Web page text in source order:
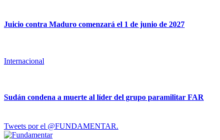
Juicio contra Maduro comenzará el 1 de junio de 2027
Internacional
Sudán condena a muerte al líder del grupo paramilitar FAR
Tweets por el @FUNDAMENTAR.